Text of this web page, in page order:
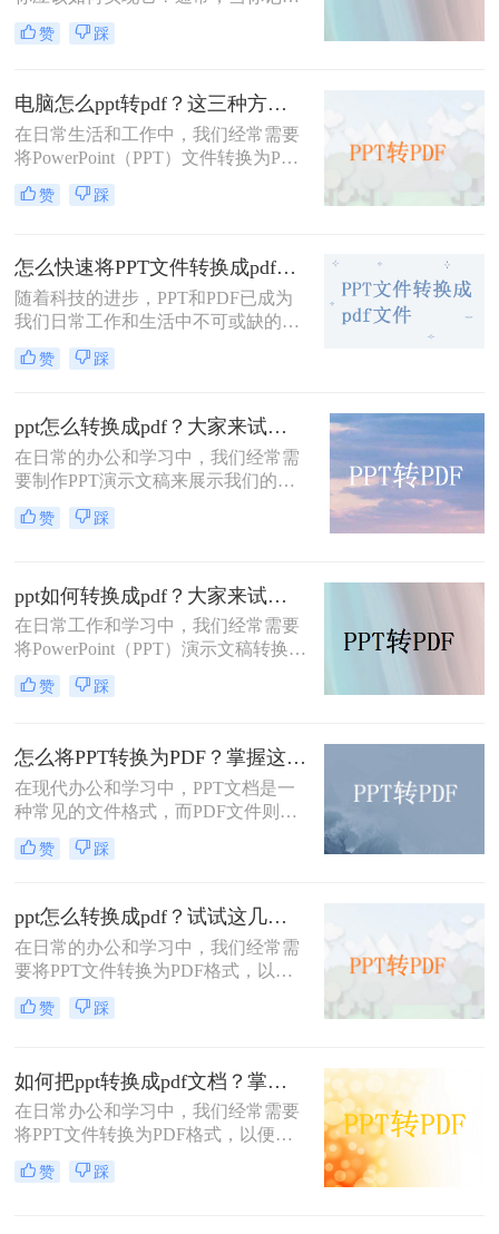
和整理数据时，你习惯于创建新的
PPT文档——这种常用的简单编辑文
档格式转换的问题。今天小编就来解
决一下ppt转pdf这个问题。
赞 踩
电脑怎么ppt转pdf？这三种方法教你快速解决！
在日常生活和工作中，我们经常需要
将PowerPoint（PPT）文件转换为PDF
格式，以便于在不具备PowerPoint软
件的设备上进行查看、打印或共享。
式。那么电脑怎么ppt转pdf呢？以下
是几种将PPT转换为PDF文件的方
法。
赞 踩
怎么快速将PPT文件转换成pdf文件？下面小编给推荐这三种方法!
随着科技的进步，PPT和PDF已成为
我们日常工作和生活中不可或缺的文
件格式。PPT以其丰富的视觉效果和
灵活的编辑功能，在演示和报告中发
格式和广泛的兼容性，在文件共享和
打印中占据一席之地。因此，将PPT
文件转换成PDF文件的需求日益增
加。那么怎么快速将PPT文件转换成
pdf文件呢？本文将介绍几种快速将
PPT文件转换成PDF文件的方法。
赞 踩
ppt怎么转换成pdf？大家来试试这三种方法吧！
在日常的办公和学习中，我们经常需
要制作PPT演示文稿来展示我们的想
法、数据或报告。然而，在某些情况
下，我们可能希望将PPT文件转换为
介绍PPT怎么转换成PDF，并探讨一
些相关的注意事项。
赞 踩
ppt如何转换成pdf？大家来试试这三种方法吧！
在日常工作和学习中，我们经常需要
将PowerPoint（PPT）演示文稿转换为
PDF（Portable Document Format）文
件。PDF格式的文件具有跨平台兼容
特点，因此非常适合用于保存和共享
PPT内容。本文将详细介绍PPT如何
转换成PDF，并提供一些实用技巧和
建议。
赞 踩
怎么将PPT转换为PDF？掌握这3个方法，工作效率直接翻倍！
在现代办公和学习中，PPT文档是一
种常见的文件格式，而PDF文件则是
一种更为便捷和广泛应用的电子文
档。许多人在工作和学习中需要将
地共享和保存。那么，怎么将PPT转
换为PDF呢？本文将为您介绍几种简
单易行的方法，帮助您快速完成转
换。
赞 踩
ppt怎么转换成pdf？试试这几种转换方法！
在日常的办公和学习中，我们经常需
要将PPT文件转换为PDF格式，以便
于分享、查阅或归档。PDF格式具有
跨平台、不易被篡改、保持文档原样
详细介绍几种将PPT转换成PDF的方
法。
赞 踩
如何把ppt转换成pdf文档？掌握这3个方法，工作效率直接翻倍！
在日常办公和学习中，我们经常需要
将PPT文件转换为PDF格式，以便更
方便地分享、查看和打印。那么如何
把PPT转换成PDF文档呢？本文将介
赞 踩